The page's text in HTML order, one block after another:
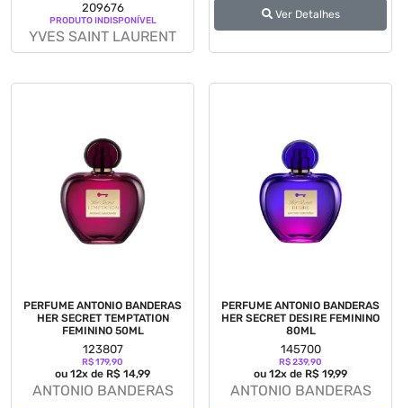
209676
PRODUTO INDISPONÍVEL
YVES SAINT LAURENT
Ver Detalhes
PERFUME ANTONIO BANDERAS
HER SECRET TEMPTATION
FEMININO 50ML
123807
R$ 179,90
ou 12x de R$ 14,99
ANTONIO BANDERAS
PERFUME ANTONIO BANDERAS
HER SECRET DESIRE FEMININO
80ML
145700
R$ 239,90
ou 12x de R$ 19,99
ANTONIO BANDERAS